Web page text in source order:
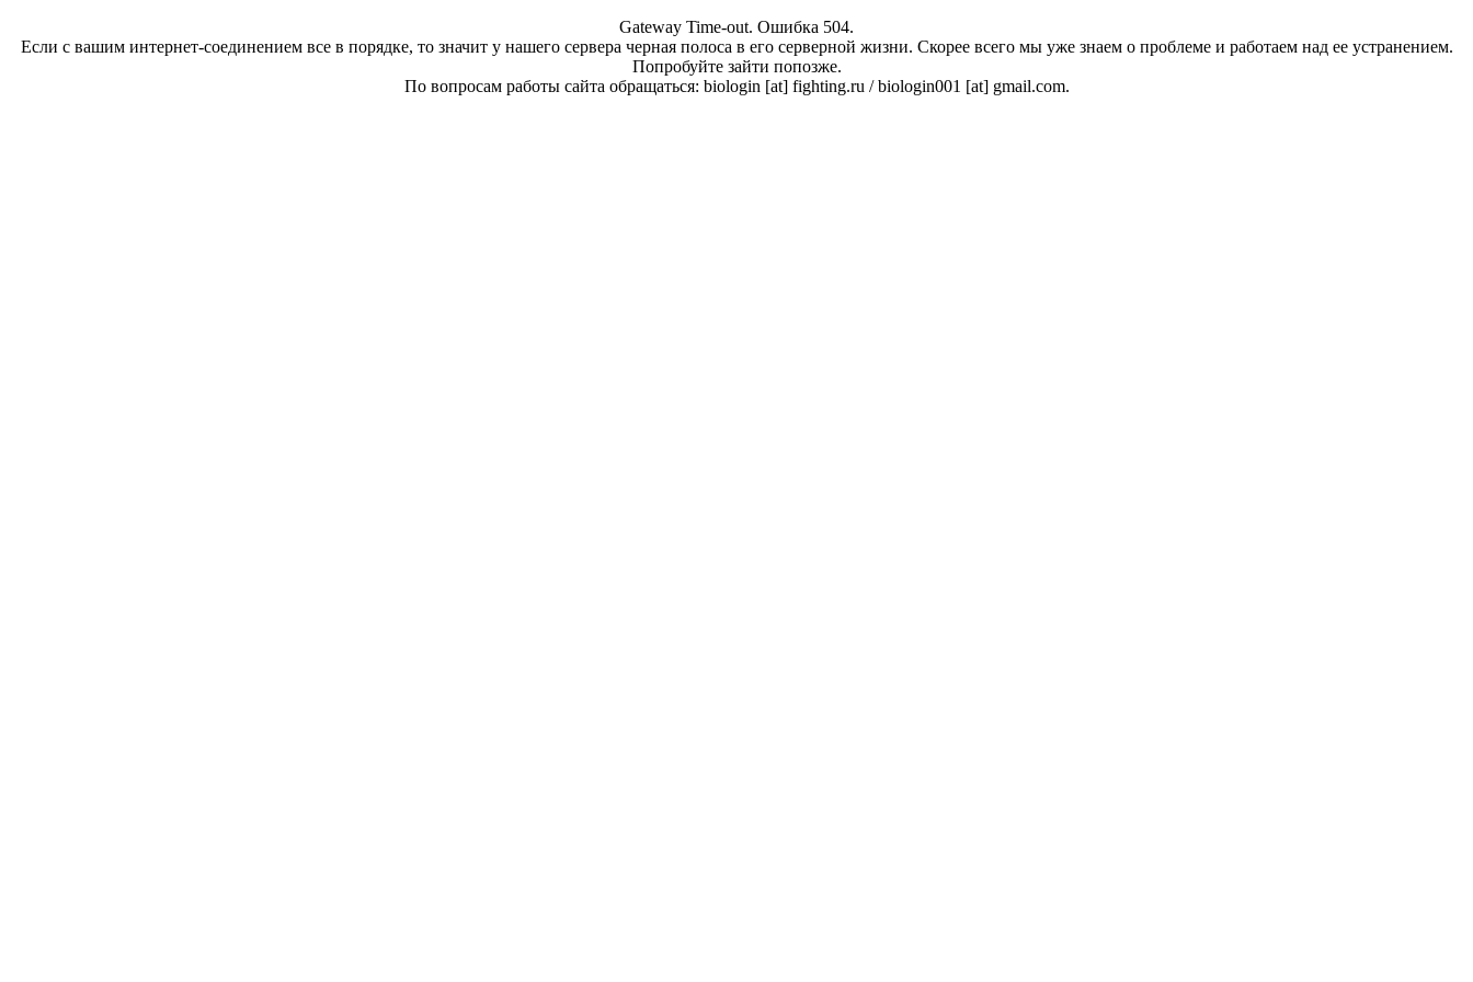
Gateway Time-out. Ошибка 504.
Если с вашим интернет-соединением все в порядке, то значит у нашего сервера черная полоса в его серверной жизни. Скорее всего мы уже знаем о проблеме и работаем над ее устранением.
Попробуйте зайти попозже.
По вопросам работы сайта обращаться: biologin [at] fighting.ru / biologin001 [at] gmail.com.